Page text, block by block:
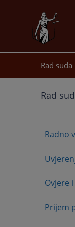
Rad suda
Rad
Radno
Ovjere
Prijem